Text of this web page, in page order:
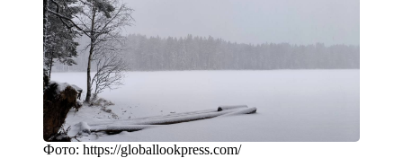
Фото: https://globallookpress.com/